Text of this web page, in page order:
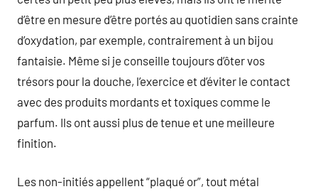
d’être en mesure d’être portés au quotidien sans crainte
d’oxydation, par exemple, contrairement à un bijou
fantaisie. Même si je conseille toujours d’ôter vos
trésors pour la douche, l’exercice et d’éviter le contact
avec des produits mordants et toxiques comme le
parfum. Ils ont aussi plus de tenue et une meilleure
finition.
Les non-initiés appellent “plaqué or”, tout métal